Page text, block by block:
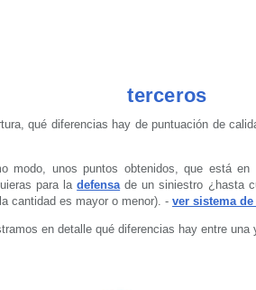
terceros
qué diferencias hay de puntuación de
modo, unos puntos obtenidos, que está
para ladefensade un siniestro ¿hasta
cantidad es mayor o menor). - ver sistema
en detalle qué diferencias hay entre una